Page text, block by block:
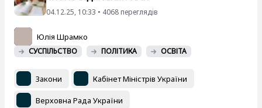
04.12.25, 10:33 • 4068 переглядiв
Юлія Шрамко
СУСПІЛЬСТВО ПОЛІТИКА ОСВІТА
Закони Кабінет Міністрів України
Верховна Рада України